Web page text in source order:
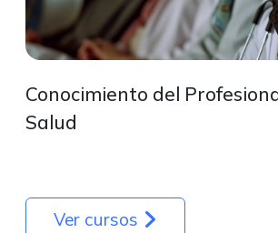
Conocimiento del
Salud
Ver cursos